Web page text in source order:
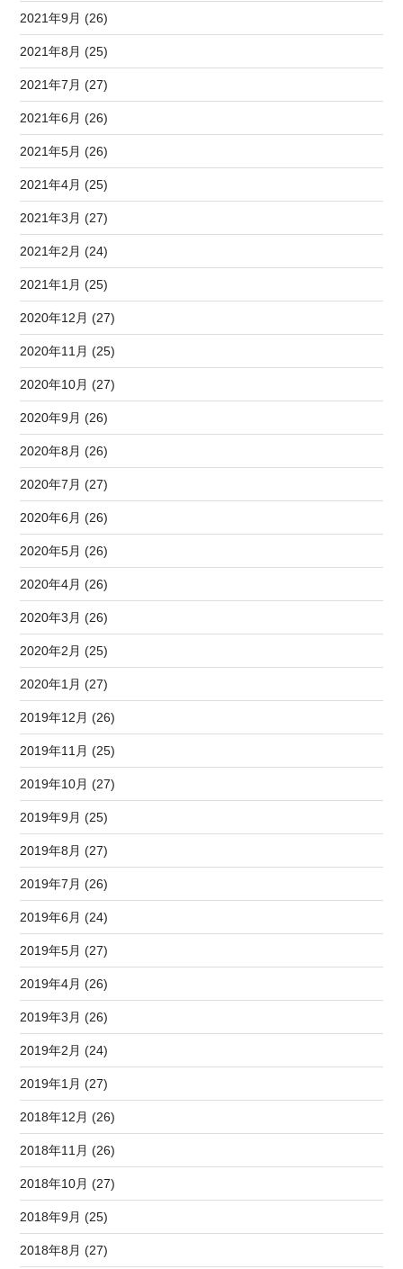
2021年9月 (26)
2021年8月 (25)
2021年7月 (27)
2021年6月 (26)
2021年5月 (26)
2021年4月 (25)
2021年3月 (27)
2021年2月 (24)
2021年1月 (25)
2020年12月 (27)
2020年11月 (25)
2020年10月 (27)
2020年9月 (26)
2020年8月 (26)
2020年7月 (27)
2020年6月 (26)
2020年5月 (26)
2020年4月 (26)
2020年3月 (26)
2020年2月 (25)
2020年1月 (27)
2019年12月 (26)
2019年11月 (25)
2019年10月 (27)
2019年9月 (25)
2019年8月 (27)
2019年7月 (26)
2019年6月 (24)
2019年5月 (27)
2019年4月 (26)
2019年3月 (26)
2019年2月 (24)
2019年1月 (27)
2018年12月 (26)
2018年11月 (26)
2018年10月 (27)
2018年9月 (25)
2018年8月 (27)